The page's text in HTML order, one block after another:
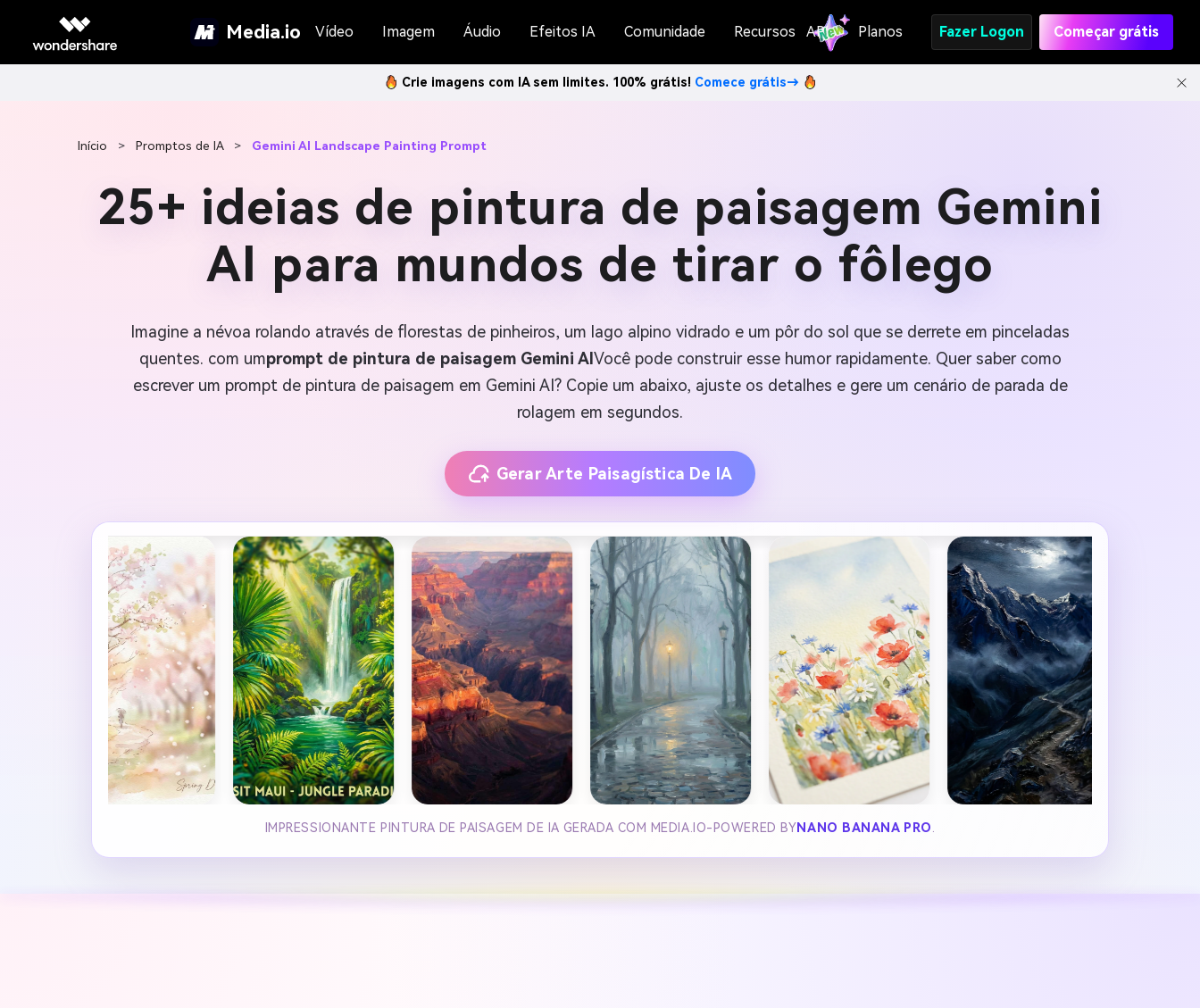
Media.io Vídeo Imagem Áudio Efeitos IA Comunidade Recursos API Planos Fazer Logon Começar grátis
Crie imagens com IA sem limites. 100% grátis! Comece grátis→
Início > Promptos de IA > Gemini AI Landscape Painting Prompt
25+ ideias de pintura de paisagem Gemini
AI para mundos de tirar o fôlego
Imagine a névoa rolando através de florestas de pinheiros, um lago alpino vidrado e um pôr do sol que se derrete em pinceladas
quentes. com umprompt de pintura de paisagem Gemini AI Você pode construir esse humor rapidamente. Quer saber como
escrever um prompt de pintura de paisagem em Gemini AI? Copie um abaixo, ajuste os detalhes e gere um cenário de parada de
rolagem em segundos.
Gerar Arte Paisagística De IA
IMPRESSIONANTE PINTURA DE PAISAGEM DE IA GERADA COM MEDIA.IO-POWERED BYNANO BANANA PRO